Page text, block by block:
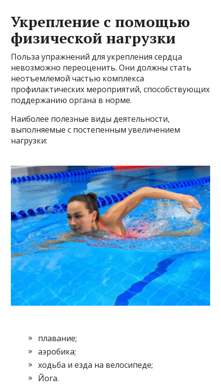
Укрепление с помощью
физической нагрузки
Польза упражнений для укрепления сердца
невозможно переоценить. Они должны стать
неотъемлемой частью комплекса
профилактических мероприятий, способствующих
поддержанию органа в норме.
Наиболее полезные виды деятельности,
выполняемые с постепенным увеличением
нагрузки:
плавание;
аэробика;
ходьба и езда на велосипеде;
Йога.